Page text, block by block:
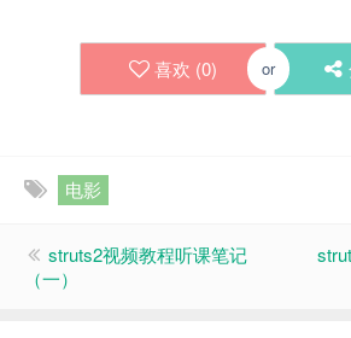
喜欢 (0) or
电影
struts2视频教程听课笔记
（一）